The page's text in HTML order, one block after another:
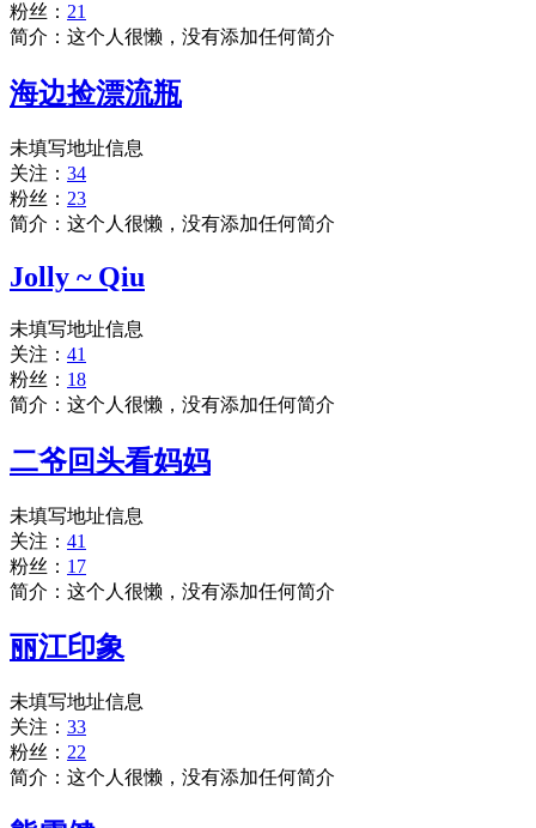
粉丝： 21
简介：这个人很懒，没有添加任何简介
海边捡漂流瓶
未填写地址信息
关注： 34
粉丝： 23
简介：这个人很懒，没有添加任何简介
Jolly ~ Qiu
未填写地址信息
关注： 41
粉丝： 18
简介：这个人很懒，没有添加任何简介
二爷回头看妈妈
未填写地址信息
关注： 41
粉丝： 17
简介：这个人很懒，没有添加任何简介
丽江印象
未填写地址信息
关注： 33
粉丝： 22
简介：这个人很懒，没有添加任何简介